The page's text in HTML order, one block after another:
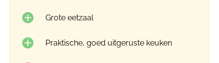
Grote eetzaal
Praktische, goed uitgeruste keuken